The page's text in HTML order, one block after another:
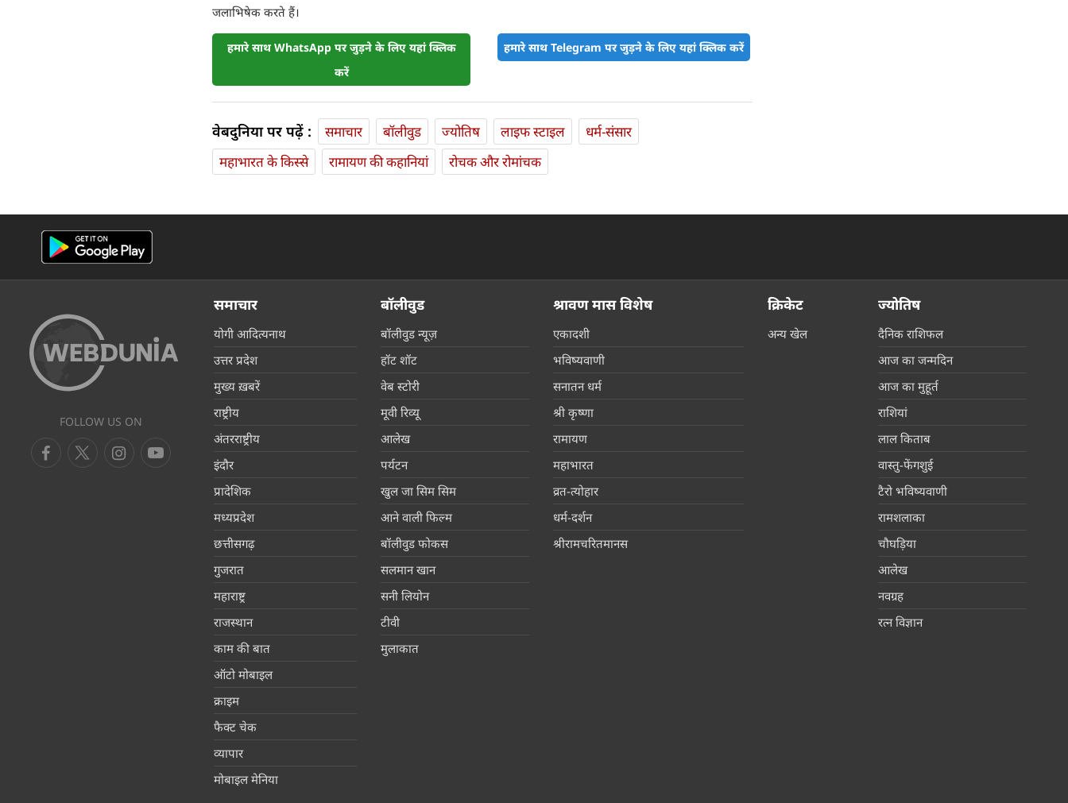
जलाभिषेक करते हैं।
हमारे साथ WhatsApp पर जुड़ने के लिए यहां क्लिक
करें
हमारे साथ Telegram पर जुड़ने के लिए यहां क्लिक करें
वेबदुनिया पर पढ़ें : समाचार बॉलीवुड ज्योतिष लाइफ स्‍टाइल
धर्म-संसार
महाभारत के किस्से
रामायण की कहानियां रोचक और रोमांचक
FOLLOW US ON
समाचार
योगी आदित्यनाथ
उत्तर प्रदेश
मुख्य ख़बरें
राष्ट्रीय
अंतरराष्ट्रीय
इंदौर
प्रादेशिक
मध्यप्रदेश
छत्तीसगढ़
गुजरात
महाराष्ट्र
राजस्थान
काम की बात
ऑटो मोबाइल
क्राइम
फैक्ट चेक
व्यापार
मोबाइल मेनिया
बॉलीवुड
बॉलीवुड न्यूज़
हॉट शॉट
वेब स्टोरी
मूवी रिव्यू
आलेख
पर्यटन
खुल जा सिम सिम
आने वाली फिल्म
बॉलीवुड फोकस
सलमान खान
सनी लियोन
टीवी
मुलाकात
श्रावण मास विशेष
एकादशी
भविष्यवाणी
सनातन धर्म
श्री कृष्णा
रामायण
महाभारत
व्रत-त्योहार
धर्म-दर्शन
श्रीरामचरितमानस
क्रिकेट
अन्य खेल
ज्योतिष
दैनिक राशिफल
आज का जन्मदिन
आज का मुहूर्त
राशियां
लाल किताब
वास्तु-फेंगशुई
टैरो भविष्यवाणी
रामशलाका
चौघड़िया
आलेख
नवग्रह
रत्न विज्ञान